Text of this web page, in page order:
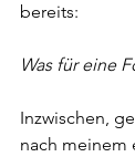
bereits:
Was für eine
Inzwischen,
nach meinem